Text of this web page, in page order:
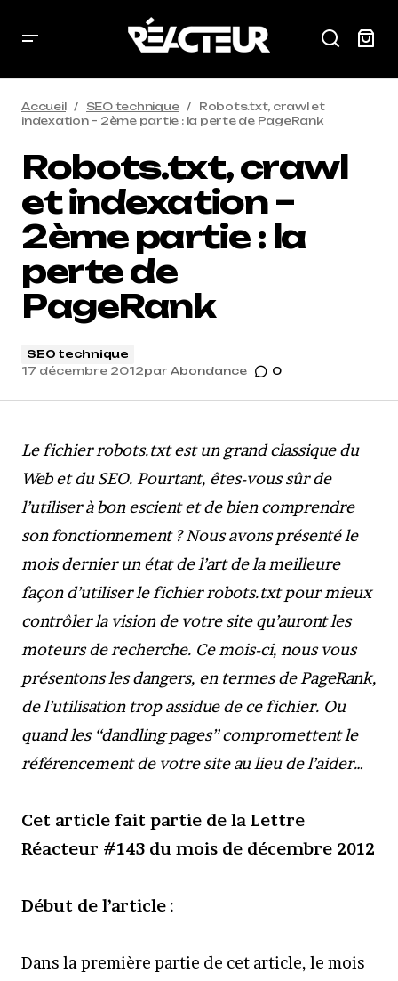
Accueil SEO technique
Robots.txt, crawl et
indexation – 2ème partie : la perte de PageRank
Robots.txt, crawl
et indexation –
2ème partie : la
perte de
PageRank
SEO technique
17 décembre 2012par Abondance 0
Le fichier robots.txt est un grand classique du
Web et du SEO. Pourtant, êtes-vous sûr de
l’utiliser à bon escient et de bien comprendre
son fonctionnement ? Nous avons présenté le
mois dernier un état de l’art de la meilleure
façon d’utiliser le fichier robots.txt pour mieux
contrôler la vision de votre site qu’auront les
moteurs de recherche. Ce mois-ci, nous vous
présentons les dangers, en termes de PageRank,
de l’utilisation trop assidue de ce fichier. Ou
quand les “dandling pages” compromettent le
référencement de votre site au lieu de l’aider…
Cet article fait partie de la Lettre
Réacteur #143 du mois de décembre 2012
Début de l’article :
Dans la première partie de cet article, le mois